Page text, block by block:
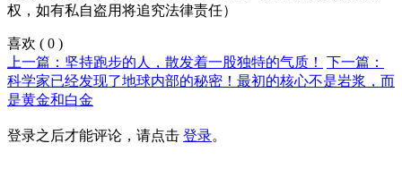
权，如有私自盗用将追究法律责任）
喜欢 ( 0 )
上一篇：坚持跑步的人，散发着一股独特的气质！
下一篇：
科学家已经发现了地球内部的秘密！最初的核心不是岩浆，而
是黄金和白金
登录之后才能评论，请点击 登录。